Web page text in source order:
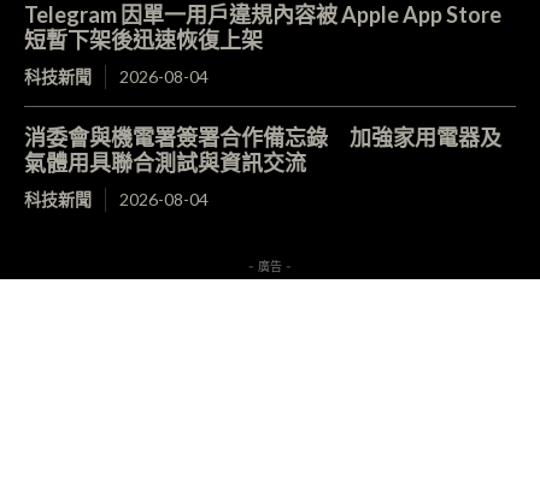
Telegram 因單一用戶違規內容被 Apple App Store
短暫下架後迅速恢復上架
科技新聞 2026-08-04
消委會與機電署簽署合作備忘錄 加強家用電器及
氣體用具聯合測試與資訊交流
科技新聞 2026-08-04
- 廣告 -